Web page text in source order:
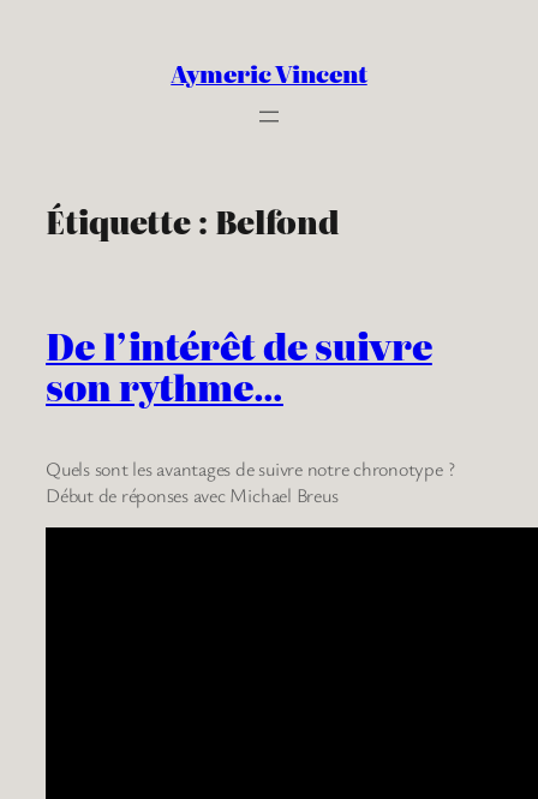
Aymeric Vincent
Étiquette : Belfond
De l’intérêt de suivre
son rythme…
Quels sont les avantages de suivre notre chronotype ?
Début de réponses avec Michael Breus